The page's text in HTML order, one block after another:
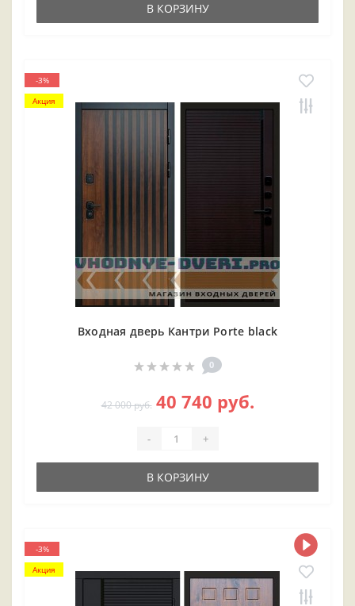
В КОРЗИНУ
-3%
Акция
Входная дверь Кантри Porte black
0
42 000 руб. 40 740 руб.
- +
В КОРЗИНУ
-3%
Акция